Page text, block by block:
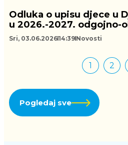
Odluka o upisu djece u
u 2026.-2027. odgojno-
Sri, 03.06.202614:39 Novosti
1 2
Pogledaj sve